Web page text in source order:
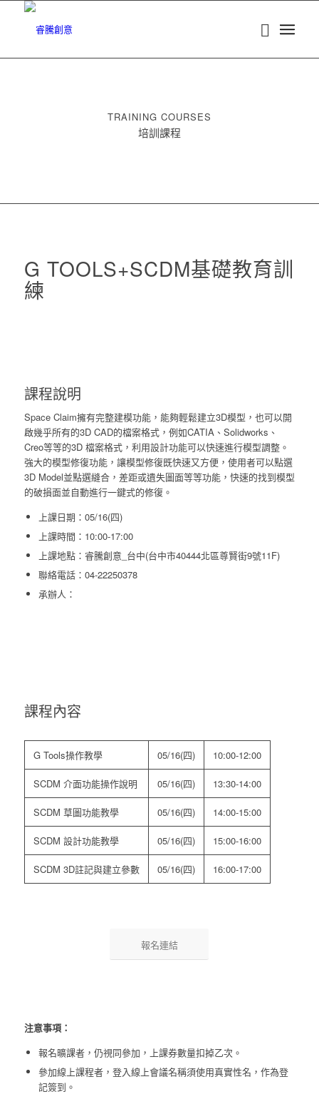
TRAINING COURSES
培訓課程
G TOOLS+SCDM基礎教育訓
練
課程說明
Space Claim擁有完整建模功能，能夠輕鬆建立3D模型，也可以開
啟幾乎所有的3D CAD的檔案格式，例如CATIA、Solidworks、
Creo等等的3D 檔案格式，利用設計功能可以快速進行模型調整。
強大的模型修復功能，讓模型修復既快速又方便，使用者可以點選
3D Model並點選縫合，差距或遺失圖面等等功能，快速的找到模型
的破損面並自動進行一鍵式的修復。
上課日期：05/16(四)
上課時間：10:00-17:00
上課地點：睿騰創意_台中(台中市40444北區尊賢街9號11F)
聯絡電話：04-22250378
承辦人：
課程內容
G Tools操作教學 05/16(四) 10:00-12:00
SCDM 介面功能操作說明 05/16(四) 13:30-14:00
SCDM 草圖功能教學 05/16(四) 14:00-15:00
SCDM 設計功能教學 05/16(四) 15:00-16:00
SCDM 3D註記與建立參數 05/16(四) 16:00-17:00
報名連結
注意事項：
報名曠課者，仍視同參加，上課券數量扣掉乙次。
參加線上課程者，登入線上會議名稱須使用真實性名，作為登
記簽到。